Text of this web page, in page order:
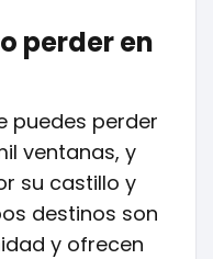
perder en
puedes perder
ventanas, y
su castillo y
destinos son
y ofrecen